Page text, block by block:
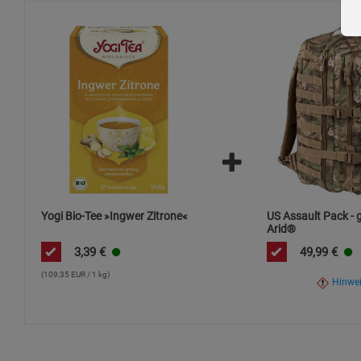
Yogi Bio-Tee »Ingwer Zitrone«
3,39 €
(109,35 EUR / 1 kg)
US Assault Pack -
Arid®
49,99 €